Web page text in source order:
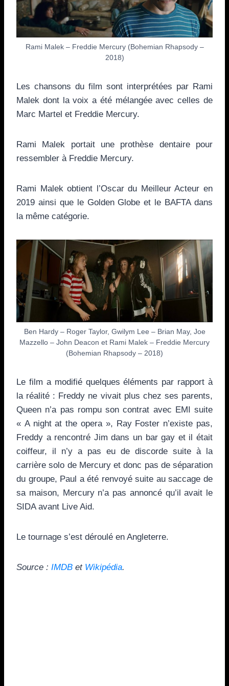
Rami Malek – Freddie Mercury (Bohemian Rhapsody –
2018)
Les chansons du film sont interprétées par Rami
Malek dont la voix a été mélangée avec celles de
Marc Martel et Freddie Mercury.
Rami Malek portait une prothèse dentaire pour
ressembler à Freddie Mercury.
Rami Malek obtient l’Oscar du Meilleur Acteur en
2019 ainsi que le Golden Globe et le BAFTA dans
la même catégorie.
Ben Hardy – Roger Taylor, Gwilym Lee – Brian May, Joe
Mazzello – John Deacon et Rami Malek – Freddie Mercury
(Bohemian Rhapsody – 2018)
Le film a modifié quelques éléments par rapport à
la réalité : Freddy ne vivait plus chez ses parents,
Queen n’a pas rompu son contrat avec EMI suite
« A night at the opera », Ray Foster n’existe pas,
Freddy a rencontré Jim dans un bar gay et il était
coiffeur, il n’y a pas eu de discorde suite à la
carrière solo de Mercury et donc pas de séparation
du groupe, Paul a été renvoyé suite au saccage de
sa maison, Mercury n’a pas annoncé qu’il avait le
SIDA avant Live Aid.
Le tournage s’est déroulé en Angleterre.
Source : IMDB et Wikipédia.